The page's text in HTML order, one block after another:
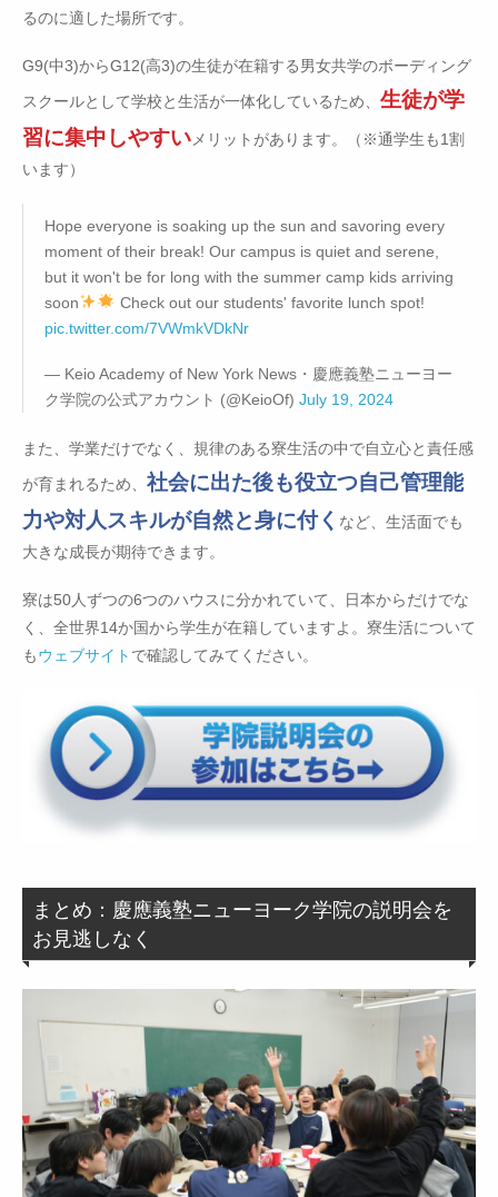
るのに適した場所です。
G9(中3)からG12(高3)の生徒が在籍する男女共学のボーディング
スクールとして学校と生活が一体化しているため、 生徒が学
習に集中しやすい メリットがあります。（※通学生も1割
います）
Hope everyone is soaking up the sun and savoring every
moment of their break! Our campus is quiet and serene,
but it won't be for long with the summer camp kids arriving
soon
Check out our students' favorite lunch spot!
pic.twitter.com/7VWmkVDkNr
— Keio Academy of New York News・慶應義塾ニューヨー
ク学院の公式アカウント (@KeioOf) July 19, 2024
また、学業だけでなく、規律のある寮生活の中で自立心と責任感
が育まれるため、 社会に出た後も役立つ自己管理能
力や対人スキルが自然と身に付く など、生活面でも
大きな成長が期待できます。
寮は50人ずつの6つのハウスに分かれていて、日本からだけでな
く、全世界14か国から学生が在籍していますよ。寮生活について
もウェブサイト で確認してみてください。
まとめ：慶應義塾ニューヨーク学院の説明会を
お見逃しなく